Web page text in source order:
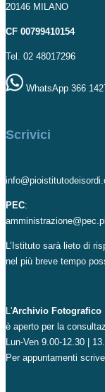
20146 MILANO
CF 00799410154
Tel. 02 48017296
WhatsApp 366
Scrivici
PEC:
L’Istituto sarà lieto di
nel più breve tempo
L'Archivio Fotografico
è aperto per la
Lun-Ven 9.00-12.30 |
Per appuntamenti